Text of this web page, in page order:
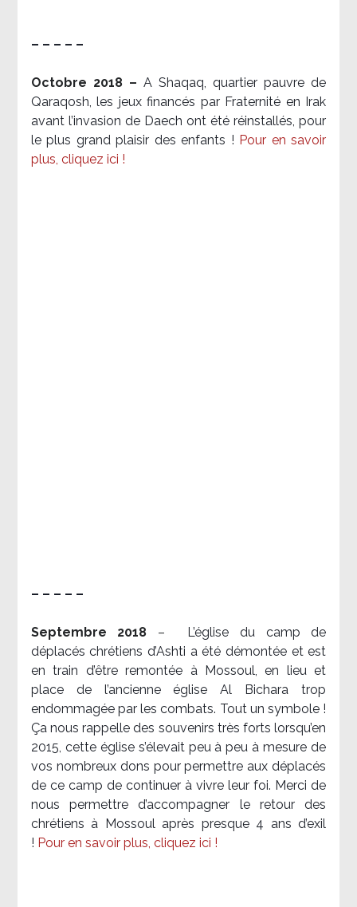
– – – – –
Octobre 2018 – A Shaqaq, quartier pauvre de
Qaraqosh, les jeux financés par Fraternité en Irak​
avant l’invasion de Daech ont été réinstallés, pour
le plus grand plaisir des enfants ! Pour en savoir
plus, cliquez ici !
– – – – –
Septembre 2018 –
L’église du camp de
déplacés chrétiens d’Ashti a été démontée et est
en train d’être remontée à Mossoul, en lieu et
place de l’ancienne église Al Bichara trop
endommagée par les combats. Tout un symbole !
Ça nous rappelle des souvenirs très forts lorsqu’en
2015, cette église s’élevait peu à peu à mesure de
vos nombreux dons pour permettre aux déplacés
de ce camp de continuer à vivre leur foi. Merci de
nous permettre d’accompagner le retour des
chrétiens à Mossoul après presque 4 ans d’exil
! Pour en savoir plus, cliquez ici !